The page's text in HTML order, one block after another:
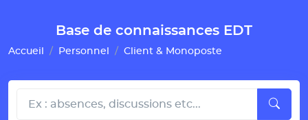
Base de connaissances EDT
Accueil Personnel Client & Monoposte